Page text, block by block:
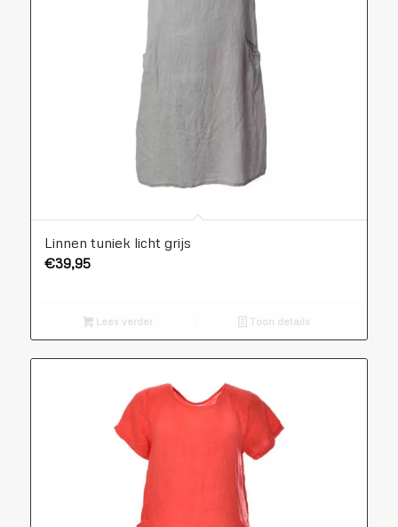
Linnen tuniek licht grijs
€39,95
Lees verder Toon details